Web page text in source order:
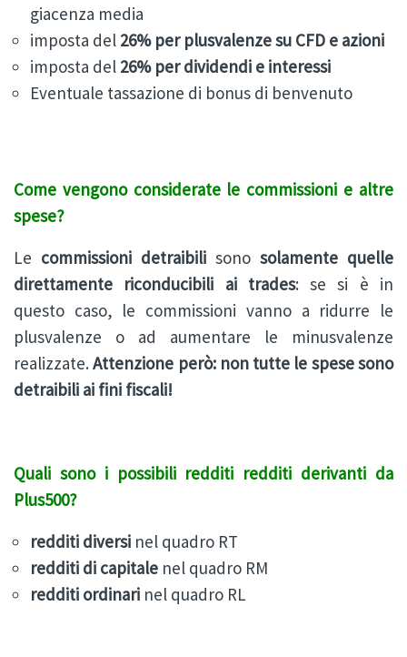
giacenza media
imposta del 26% per plusvalenze su CFD e azioni
imposta del 26% per dividendi e interessi
Eventuale tassazione di bonus di benvenuto
Come vengono considerate le commissioni e altre
spese?
Le commissioni detraibili sono solamente quelle
direttamente riconducibili ai trades: se si è in
questo caso, le commissioni vanno a ridurre le
plusvalenze o ad aumentare le minusvalenze
realizzate.Attenzione però: non tutte le spese sono
detraibili ai fini fiscali!
Quali sono i possibili redditi redditi derivanti da
Plus500?
redditi diversi nel quadro RT
redditi di capitale nel quadro RM
redditi ordinari nel quadro RL